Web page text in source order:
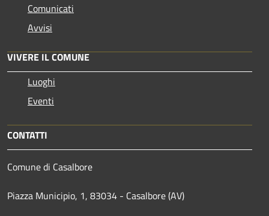
Comunicati
Avvisi
VIVERE IL COMUNE
Luoghi
Eventi
CONTATTI
Comune di Casalbore
Piazza Municipio, 1, 83034 - Casalbore (AV)